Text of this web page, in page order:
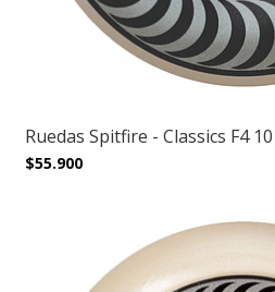
Ruedas Spitfire - Classics F4
$55.900